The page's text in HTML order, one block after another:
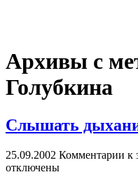
Архивы с
Голубкина
Слышать
25.09.2002 Комментарии к
отключены